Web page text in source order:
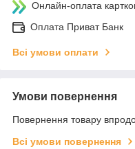
Онлайн-оплата
Оплата Приват Банк
Всі умови оплати
Умови повернення
Повернення товару
Всі умови повернення